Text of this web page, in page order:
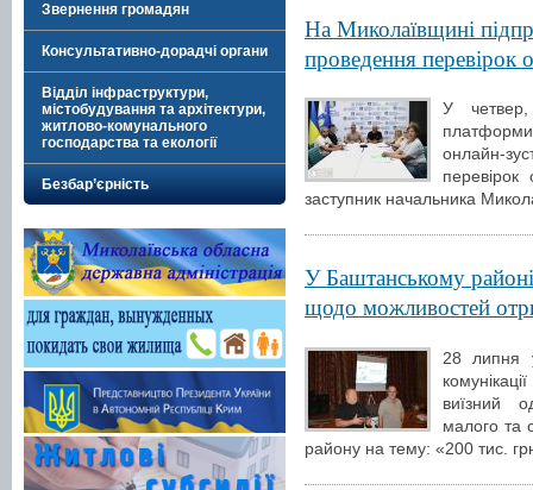
Звернення громадян
Консультативно-дорадчі органи
Відділ інфраструктури,
містобудування та архітектури,
житлово-комунального
господарства та екології
Безбар’єрність
На Миколаївщині
проведення
У
онлайн-
заступник начальника
У Баштанському
щодо можливостей
28 липня
виїзний
малого та
району на тему: «200 тис.